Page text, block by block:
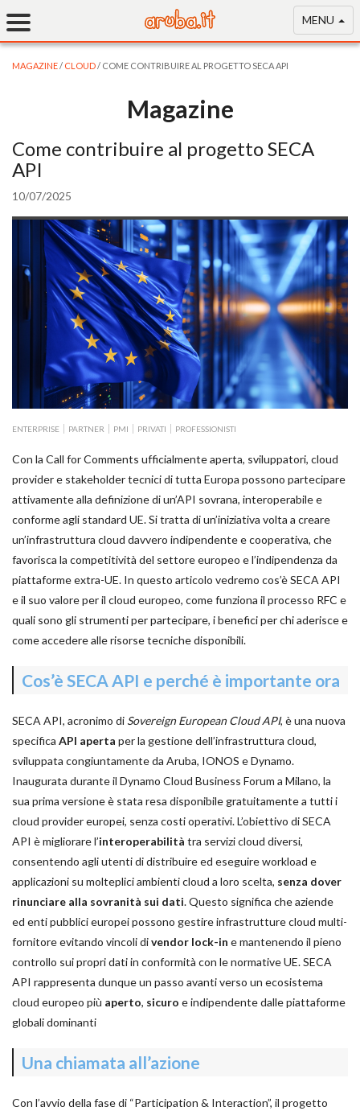
MENU
MAGAZINE/ CLOUD/ COME CONTRIBUIRE AL PROGETTO SECA API
Magazine
Come contribuire al progetto SECA
API
10/07/2025
ENTERPRISE PARTNER PMI PRIVATI PROFESSIONISTI
Con la Call for Comments ufficialmente aperta, sviluppatori, cloud
provider e stakeholder tecnici di tutta Europa possono partecipare
attivamente alla definizione di un’API sovrana, interoperabile e
conforme agli standard UE. Si tratta di un’iniziativa volta a creare
un’infrastruttura cloud davvero indipendente e cooperativa, che
favorisca la competitività del settore europeo e l’indipendenza da
piattaforme extra-UE. In questo articolo vedremo cos’è SECA API
e il suo valore per il cloud europeo, come funziona il processo RFC e
quali sono gli strumenti per partecipare, i benefici per chi aderisce e
come accedere alle risorse tecniche disponibili.
Cos’è SECA API e perché è importante ora
SECA API, acronimo di Sovereign European Cloud API, è una nuova
specifica API aperta per la gestione dell’infrastruttura cloud,
sviluppata congiuntamente da Aruba, IONOS e Dynamo.
Inaugurata durante il Dynamo Cloud Business Forum a Milano, la
sua prima versione è stata resa disponibile gratuitamente a tutti i
cloud provider europei, senza costi operativi. L’obiettivo di SECA
API è migliorare l’interoperabilità tra servizi cloud diversi,
consentendo agli utenti di distribuire ed eseguire workload e
applicazioni su molteplici ambienti cloud a loro scelta, senza dover
rinunciare alla sovranità sui dati. Questo significa che aziende
ed enti pubblici europei possono gestire infrastrutture cloud multi-
fornitore evitando vincoli divendor lock-in e mantenendo il pieno
controllo sui propri dati in conformità con le normative UE. SECA
API rappresenta dunque un passo avanti verso un ecosistema
cloud europeo più aperto, sicuro e indipendente dalle piattaforme
globali dominanti
Una chiamata all’azione
Con l’avvio della fase di “Participation & Interaction”, il progetto